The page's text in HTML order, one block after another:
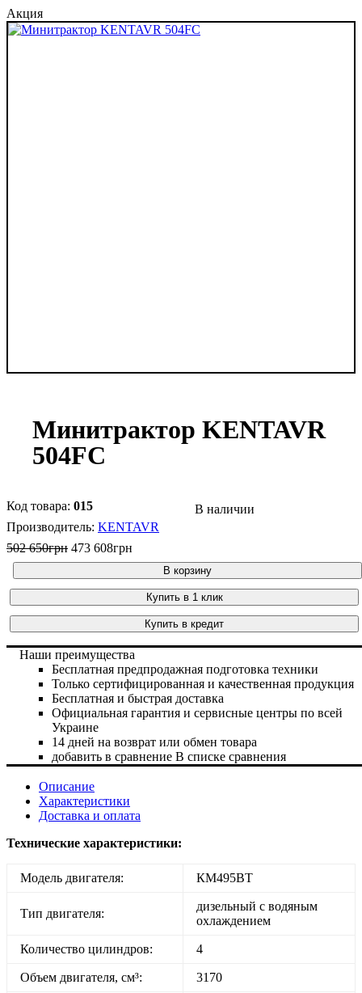
Акция
Наши преимущества
Бесплатная предпродажная подготовка техники
Только сертифицированная и качественная продукция
Бесплатная и быстрая доставка
Официальная гарантия и сервисные центры по всей
Украине
14 дней на возврат или обмен товара
добавить в сравнение В списке сравнения
Минитрактор KENTAVR
504FС
015
В наличии
KENTAVR
502 650грн 473 608грн
В корзину
Купить в 1 клик
Купить в кредит
Описание
Характеристики
Доставка и оплата
Технические характеристики:
Модель двигателя: КM495BT
Тип двигателя:
дизельный с водяным
охлаждением
Количество цилиндров: 4
Объем двигателя, см³: 3170